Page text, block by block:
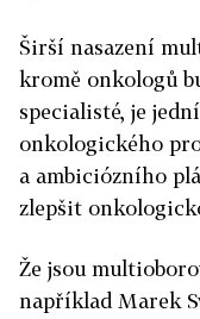
Širší nasazení
kromě onkologů
specialisté, je
onkologického
a ambiciózního
zlepšit
Že jsou
například Marek